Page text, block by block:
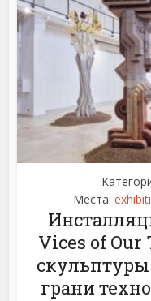
Места:
Vices of
грани